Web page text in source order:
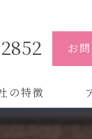
お
の特徴